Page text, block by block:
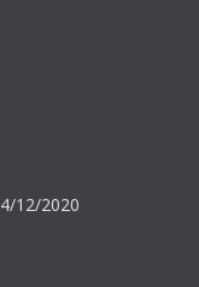
12/2020